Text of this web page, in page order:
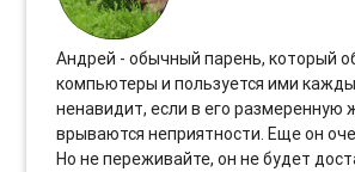
Андрей - обычный парень, который
компьютеры и пользуется ими
ненавидит, если в его размеренную
врываются неприятности. Еще он
Но не переживайте, он не будет